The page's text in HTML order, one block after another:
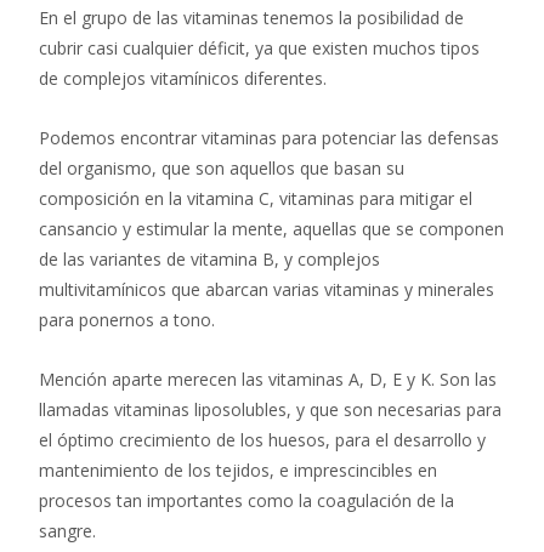
En el grupo de las vitaminas tenemos la posibilidad de
cubrir casi cualquier déficit, ya que existen muchos tipos
de complejos vitamínicos diferentes.
Podemos encontrar vitaminas para potenciar las defensas
del organismo, que son aquellos que basan su
composición en la vitamina C, vitaminas para mitigar el
cansancio y estimular la mente, aquellas que se componen
de las variantes de vitamina B, y complejos
multivitamínicos que abarcan varias vitaminas y minerales
para ponernos a tono.
Mención aparte merecen las vitaminas A, D, E y K. Son las
llamadas vitaminas liposolubles, y que son necesarias para
el óptimo crecimiento de los huesos, para el desarrollo y
mantenimiento de los tejidos, e imprescincibles en
procesos tan importantes como la coagulación de la
sangre.